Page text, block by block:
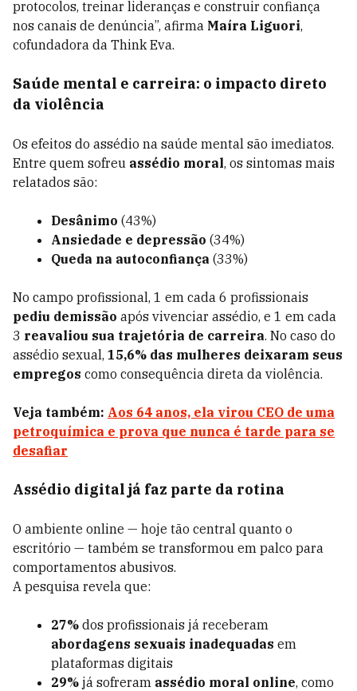
protocolos, treinar lideranças e construir confiança
nos canais de denúncia”, afirma Maíra Liguori,
cofundadora da Think Eva.
Saúde mental e carreira: o impacto direto
da violência
Os efeitos do assédio na saúde mental são imediatos.
Entre quem sofreu assédio moral, os sintomas mais
relatados são:
Desânimo (43%)
Ansiedade e depressão (34%)
Queda na autoconfiança (33%)
No campo profissional, 1 em cada 6 profissionais
pediu demissão após vivenciar assédio, e 1 em cada
3 reavaliou sua trajetória de carreira. No caso do
assédio sexual, 15,6% das mulheres deixaram seus
empregos como consequência direta da violência.
Veja também: Aos 64 anos, ela virou CEO de uma
petroquímica e prova que nunca é tarde para se
desafiar
Assédio digital já faz parte da rotina
O ambiente online — hoje tão central quanto o
escritório — também se transformou em palco para
comportamentos abusivos.
A pesquisa revela que:
27% dos profissionais já receberam
abordagens sexuais inadequadas em
plataformas digitais
29% já sofreram assédio moral online, como